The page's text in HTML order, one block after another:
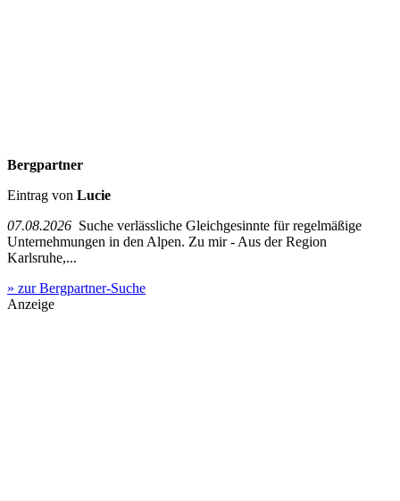
Bergpartner
Eintrag von Lucie
07.08.2026 Suche verlässliche Gleichgesinnte für regelmäßige
Unternehmungen in den Alpen. Zu mir - Aus der Region
Karlsruhe,...
» zur Bergpartner-Suche
Anzeige